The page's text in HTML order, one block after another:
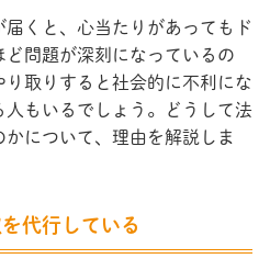
くと、心当たりがあってもド
問題が深刻になっているの
取りすると社会的に不利にな
人もいるでしょう。どうして法
について、理由を解説しま
代行している